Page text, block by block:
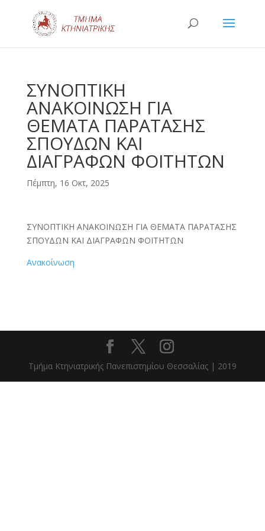
ΣΥΝΟΠΤΙΚΗ
ΑΝΑΚΟΙΝΩΣΗ ΓΙΑ
ΘΕΜΑΤΑ ΠΑΡΑΤΑΣΗΣ
ΣΠΟΥΔΩΝ ΚΑΙ
ΔΙΑΓΡΑΦΩΝ ΦΟΙΤΗΤΩΝ
Πέμπτη, 16 Οκτ, 2025
ΣΥΝΟΠΤΙΚΗ ΑΝΑΚΟΙΝΩΣΗ ΓΙΑ ΘΕΜΑΤΑ ΠΑΡΑΤΑΣΗΣ
ΣΠΟΥΔΩΝ ΚΑΙ ΔΙΑΓΡΑΦΩΝ ΦΟΙΤΗΤΩΝ
Ανακοίνωση
Τμήμα Κτηνιατρικής Πανεπιστημίου Θεσσαλίας | 2019